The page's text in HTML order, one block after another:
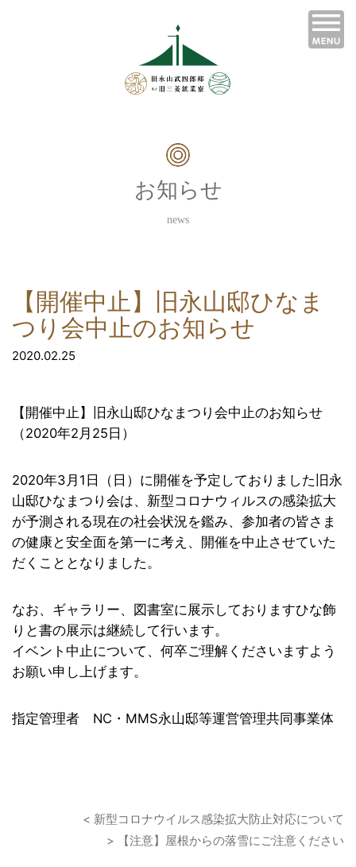
お知らせ
news
【開催中止】旧永山邸ひなま
つり会中止のお知らせ
2020.02.25
【開催中止】旧永山邸ひなまつり会中止のお知らせ
（2020年2月25日）
2020年3月1日（日）に開催を予定しておりました旧永
山邸ひなまつり会は、新型コロナウィルスの感染拡大
が予測される現在の社会状況を鑑み、参加者の皆さま
の健康と安全面を第一に考え、開催を中止させていた
だくこととなりました。
なお、ギャラリー、図書室に展示しておりますひな飾
りと書の展示は継続して行います。
イベント中止について、何卒ご理解くださいますよう
お願い申し上げます。
指定管理者 NC・MMS永山邸等運営管理共同事業体
< 新型コロナウイルス感染拡大防止対応について
> 【注意】屋根からの落雪にご注意ください